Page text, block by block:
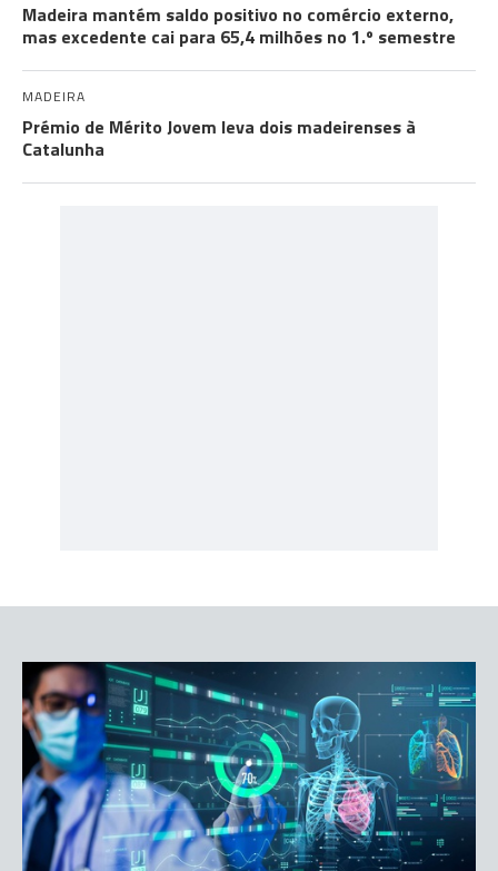
Madeira mantém saldo positivo no comércio externo,
mas excedente cai para 65,4 milhões no 1.º semestre
MADEIRA
Prémio de Mérito Jovem leva dois madeirenses à
Catalunha